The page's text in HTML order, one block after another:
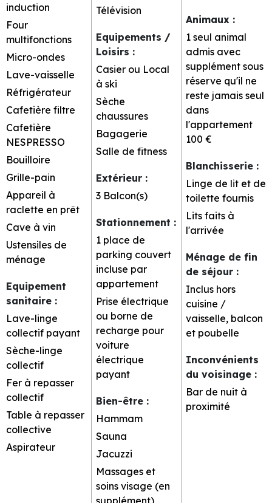
induction
Four
multifonctions
Micro-ondes
Lave-vaisselle
Réfrigérateur
Cafetière filtre
Cafetière
NESPRESSO
Bouilloire
Grille-pain
Appareil à
raclette en prêt
Cave à vin
Ustensiles de
ménage
Equipement
sanitaire :
Lave-linge
collectif payant
Sèche-linge
collectif
Fer à repasser
collectif
Table à repasser
collective
Aspirateur
Télévision
Equipements /
Loisirs :
Casier ou Local
à ski
Sèche
chaussures
Bagagerie
Salle de fitness
Extérieur :
3 Balcon(s)
Stationnement :
1 place de
parking couvert
incluse par
appartement
Prise électrique
ou borne de
recharge pour
voiture
électrique
payant
Bien-être :
Hammam
Sauna
Jacuzzi
Massages et
soins visage (en
supplément)
Animaux :
1 seul animal
admis avec
supplément sous
réserve qu'il ne
reste jamais seul
dans
l'appartement
100 €
Blanchisserie :
Linge de lit et de
toilette fournis
Lits faits à
l'arrivée
Ménage de fin
de séjour :
Inclus hors
cuisine /
vaisselle, balcon
et poubelle
Inconvénients
du voisinage :
Bar de nuit à
proximité